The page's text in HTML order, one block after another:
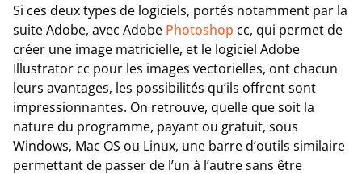
Si ces deux types de logiciels, portés notamment par la
suite Adobe, avec Adobe Photoshop cc, qui permet de
créer une image matricielle, et le logiciel Adobe
Illustrator cc pour les images vectorielles, ont chacun
leurs avantages, les possibilités qu’ils offrent sont
impressionnantes. On retrouve, quelle que soit la
nature du programme, payant ou gratuit, sous
Windows, Mac OS ou Linux, une barre d’outils similaire
permettant de passer de l’un à l’autre sans être